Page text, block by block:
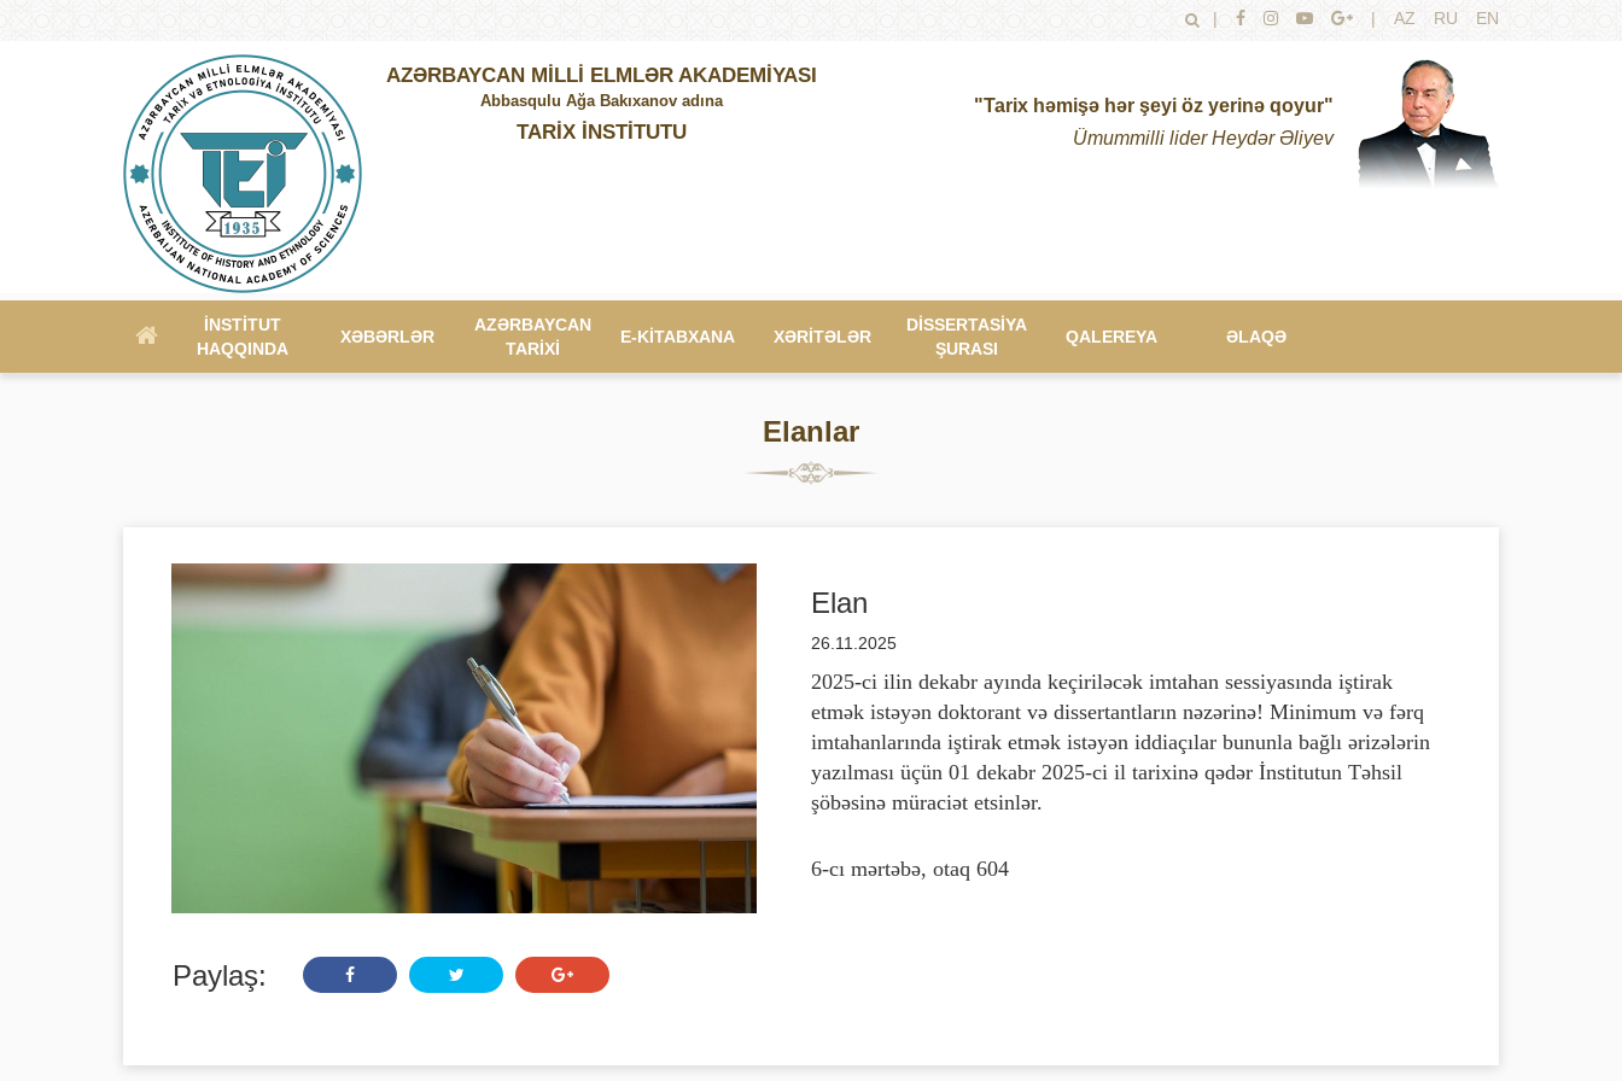
| | AZ RU EN
AZƏRBAYCAN MİLLİ ELMLƏR AKADEMİYASI
Abbasqulu Ağa Bakıxanov adına
TARİX İNSTİTUTU
"Tarix həmişə hər şeyi öz yerinə qoyur"
Ümummilli lider Heydər Əliyev
İNSTITUT
HAQQINDA
XƏBƏRLƏR
AZƏRBAYCAN
TARİXİ
E-KİTABXANA XƏRİTƏLƏR
DİSSERTASİYA
ŞURASI
QALEREYA ƏLAQƏ
Elanlar
Elan
26.11.2025
2025-ci ilin dekabr ayında keçiriləcək imtahan sessiyasında iştirak
etmək istəyən doktorant və dissertantların nəzərinə! Minimum və fərq
imtahanlarında iştirak etmək istəyən iddiaçılar bununla bağlı ərizələrin
yazılması üçün 01 dekabr 2025-ci il tarixinə qədər İnstitutun Təhsil
şöbəsinə müraciət etsinlər.
6-cı mərtəbə, otaq 604
Paylaş: